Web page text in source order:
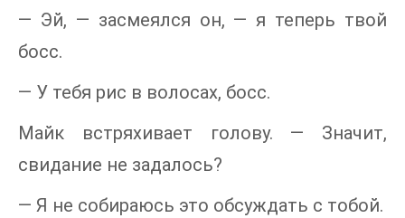
— Эй, — засмеялся он, — я теперь твой
босс.
— У тебя рис в волосах, босс.
Майк встряхивает голову. — Значит,
свидание не задалось?
— Я не собираюсь это обсуждать с тобой.